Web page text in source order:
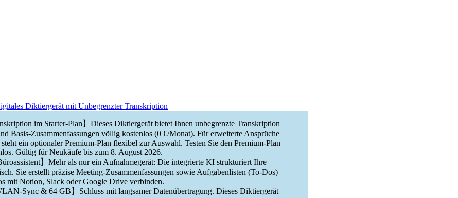
Diktiergerät mit Unbegrenzter Transkription
im Starter-Plan】Dieses Diktiergerät bietet Ihnen unbegrenzte Transkription
Basis-Zusammenfassungen völlig kostenlos (0 €/Monat). Für erweiterte Ansprüche
ein optionaler Premium-Plan flexibel zur Auswahl. Testen Sie den Premium-Plan
Gültig für Neukäufe bis zum 8. August 2026.
】Mehr als nur ein Aufnahmegerät: Die integrierte KI strukturiert Ihre
Sie erstellt präzise Meeting-Zusammenfassungen sowie Aufgabenlisten (To-Dos)
mit Notion, Slack oder Google Drive verbinden.
Sync & 64 GB】Schluss mit langsamer Datenübertragung. Dieses Diktiergerät